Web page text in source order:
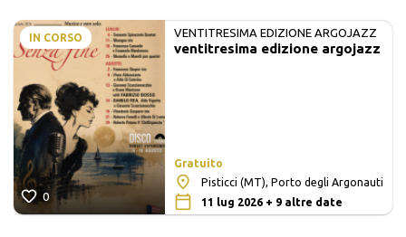
IN CORSO
0
VENTITRESIMA EDIZIONE ARGOJAZZ
ventitresima edizione argojazz
Gratuito
Pisticci (MT), Porto degli Argonauti
11 lug 2026 + 9 altre date